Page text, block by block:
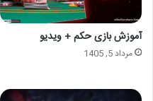
آموزش بازی حکم + ویدیو
مرداد 5, 1405